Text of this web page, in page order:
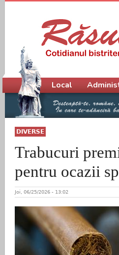
DIVERSE
Trabucuri
pentru ocazii
Joi, 06/25/2026 - 13:02
Meniu principal
Local